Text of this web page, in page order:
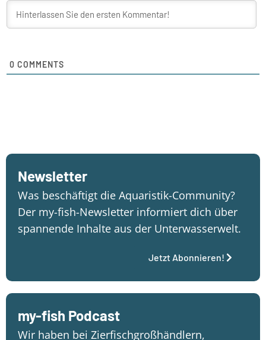
0 COMMENTS
Newsletter
Was beschäftigt die Aquaristik-Community?
Der my-fish-Newsletter informiert dich über
spannende Inhalte aus der Unterwasserwelt.
Jetzt Abonnieren!
my-fish Podcast
Wir haben bei Zierfischgroßhändlern,